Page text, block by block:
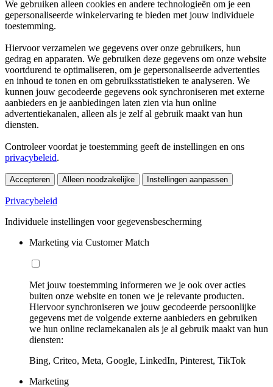
We gebruiken alleen cookies en andere technologieën om je een
gepersonaliseerde winkelervaring te bieden met jouw individuele
toestemming.
Hiervoor verzamelen we gegevens over onze gebruikers, hun
gedrag en apparaten. We gebruiken deze gegevens om onze website
voortdurend te optimaliseren, om je gepersonaliseerde advertenties
en inhoud te tonen en om gebruiksstatistieken te analyseren. We
kunnen jouw gecodeerde gegevens ook synchroniseren met externe
aanbieders en je aanbiedingen laten zien via hun online
advertentiekanalen, alleen als je zelf al gebruik maakt van hun
diensten.
Controleer voordat je toestemming geeft de instellingen en ons
privacybeleid.
Accepteren Alleen noodzakelijke Instellingen aanpassen
Privacybeleid
Individuele instellingen voor gegevensbescherming
Marketing via Customer Match
Met jouw toestemming informeren we je ook over acties
buiten onze website en tonen we je relevante producten.
Hiervoor synchroniseren we jouw gecodeerde persoonlijke
gegevens met de volgende externe aanbieders en gebruiken
we hun online reclamekanalen als je al gebruik maakt van hun
diensten:
Bing, Criteo, Meta, Google, LinkedIn, Pinterest, TikTok
Marketing